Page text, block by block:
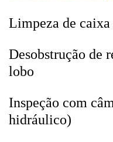
Limpeza de caixa
Desobstrução de
lobo
Inspeção com
hidráulico)